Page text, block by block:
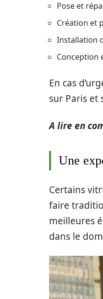
Pose et
Création et
Installation
Conception
En cas
sur Paris et
A lire en
Une
Certains
faire
meilleures
dans le